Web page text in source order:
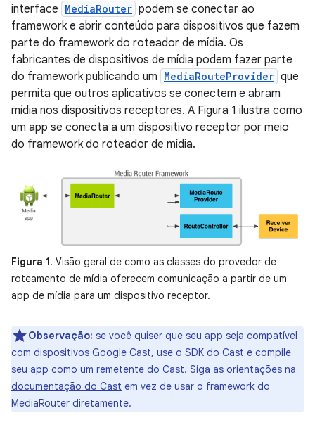
interface MediaRouter podem se conectar ao
framework e abrir conteúdo para dispositivos que fazem
parte do framework do roteador de mídia. Os
fabricantes de dispositivos de mídia podem fazer parte
do framework publicando um MediaRouteProvider que
permita que outros aplicativos se conectem e abram
mídia nos dispositivos receptores. A Figura 1 ilustra como
um app se conecta a um dispositivo receptor por meio
do framework do roteador de mídia.
Figura 1. Visão geral de como as classes do provedor de
roteamento de mídia oferecem comunicação a partir de um
app de mídia para um dispositivo receptor.
Observação: se você quiser que seu app seja compatível
com dispositivos Google Cast, use o SDK do Cast e compile
seu app como um remetente do Cast. Siga as orientações na
documentação do Cast em vez de usar o framework do
MediaRouter diretamente.